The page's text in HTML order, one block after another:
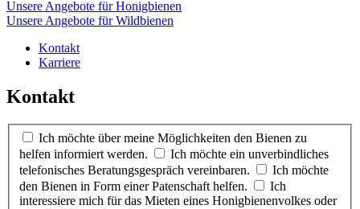
Unsere Angebote für Honigbienen
Unsere Angebote für Wildbienen
Kontakt
Karriere
Kontakt
Ich möchte über meine Möglichkeiten den Bienen zu
helfen informiert werden.
Ich möchte ein unverbindliches
telefonisches Beratungsgespräch vereinbaren.
Ich möchte
den Bienen in Form einer Patenschaft helfen.
Ich
interessiere mich für das Mieten eines Honigbienenvolkes oder